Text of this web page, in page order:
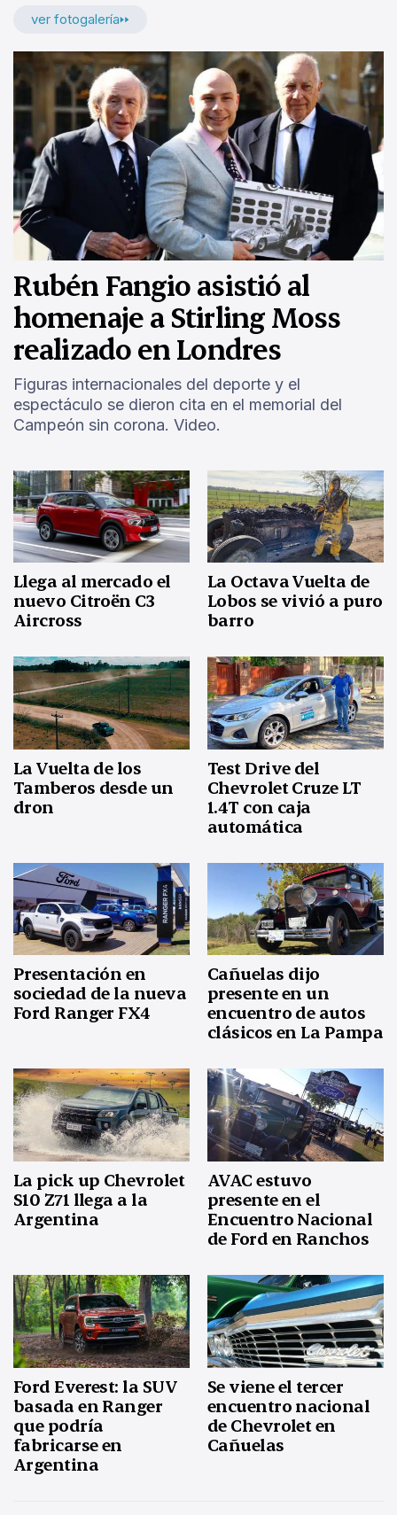
ver fotogalería
Rubén Fangio asistió al
homenaje a Stirling Moss
realizado en Londres
Figuras internacionales del deporte y el
espectáculo se dieron cita en el memorial del
Campeón sin corona. Video.
Llega al mercado el
nuevo Citroën C3
Aircross
La Octava Vuelta de
Lobos se vivió a puro
barro
La Vuelta de los
Tamberos desde un
dron
Test Drive del
Chevrolet Cruze LT
1.4T con caja
automática
Presentación en
sociedad de la nueva
Ford Ranger FX4
Cañuelas dijo
presente en un
encuentro de autos
clásicos en La Pampa
La pick up Chevrolet
S10 Z71 llega a la
Argentina
AVAC estuvo
presente en el
Encuentro Nacional
de Ford en Ranchos
Ford Everest: la SUV
basada en Ranger
que podría
fabricarse en
Argentina
Se viene el tercer
encuentro nacional
de Chevrolet en
Cañuelas